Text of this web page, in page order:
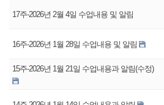
17주-2026년 2월 4일 수업내용 및 알림
16주-2026년 1월 28일 수업내용 및 알림
15주-2026년 1월 21일 수업내용과 알림(수정)